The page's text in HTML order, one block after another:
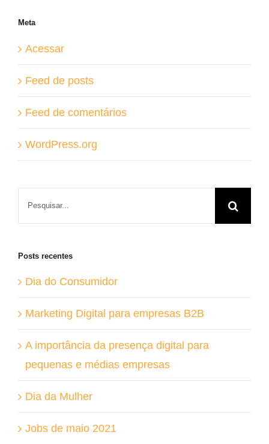
Meta
Acessar
Feed de posts
Feed de comentários
WordPress.org
Posts recentes
Dia do Consumidor
Marketing Digital para empresas B2B
A importância da presença digital para
pequenas e médias empresas
Dia da Mulher
Jobs de maio 2021